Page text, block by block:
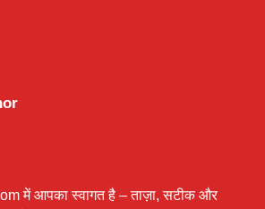
में आपका स्वागत है – ताज़ा, सटीक और